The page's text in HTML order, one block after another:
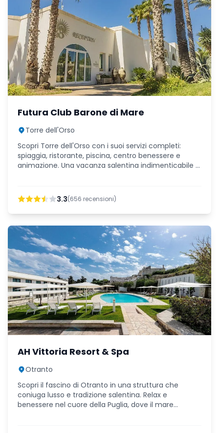
Futura Club Barone di Mare
Torre dell'Orso
Scopri Torre dell'Orso con i suoi servizi completi:
spiaggia, ristorante, piscina, centro benessere e
animazione. Una vacanza salentina indimenticabile ti
3.3(656 recensioni)
AH Vittoria Resort & Spa
Otranto
Scopri il fascino di Otranto in una struttura che
coniuga lusso e tradizione salentina. Relax e
benessere nel cuore della Puglia, dove il mare